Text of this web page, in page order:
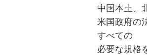
中国本土、
米国政府の
すべての
必要な規格